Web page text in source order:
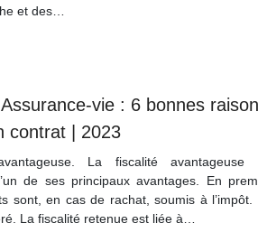
et des…
vie : 6 bonnes
contrat | 2023
La fiscalité avantageuse
de ses principaux avantages. En
sont, en cas de rachat, soumis à l’impôt.
La fiscalité retenue est liée à…